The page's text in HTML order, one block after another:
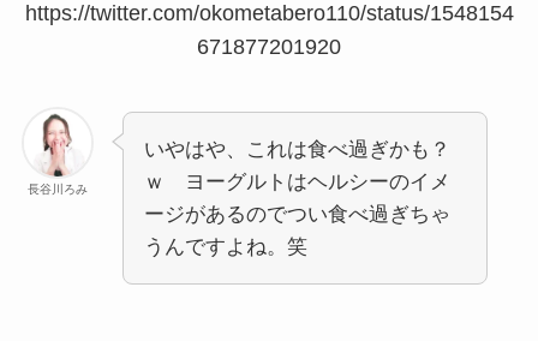
https://twitter.com/okometabero110/status/1548154
671877201920
長谷川ろみ
いやはや、これは食べ過ぎかも？
ｗ ヨーグルトはヘルシーのイメ
ージがあるのでつい食べ過ぎちゃ
うんですよね。笑